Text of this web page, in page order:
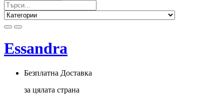
Essandra
Безплатна Доставка
за цялата страна